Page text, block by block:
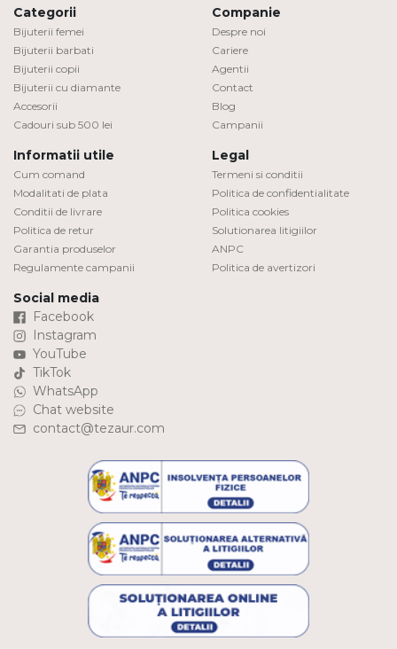
Categorii
Bijuterii femei
Bijuterii barbati
Bijuterii copii
Bijuterii cu diamante
Accesorii
Cadouri sub 500 lei
Companie
Despre noi
Cariere
Agentii
Contact
Blog
Campanii
Informatii utile
Cum comand
Modalitati de plata
Conditii de livrare
Politica de retur
Garantia produselor
Regulamente campanii
Legal
Termeni si conditii
Politica de confidentialitate
Politica cookies
Solutionarea litigiilor
ANPC
Politica de avertizori
Social media
Facebook
Instagram
YouTube
TikTok
WhatsApp
Chat website
contact@tezaur.com